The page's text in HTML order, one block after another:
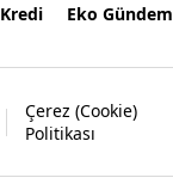
Kredi Eko Gündem
Çerez (Cookie)
Politikası